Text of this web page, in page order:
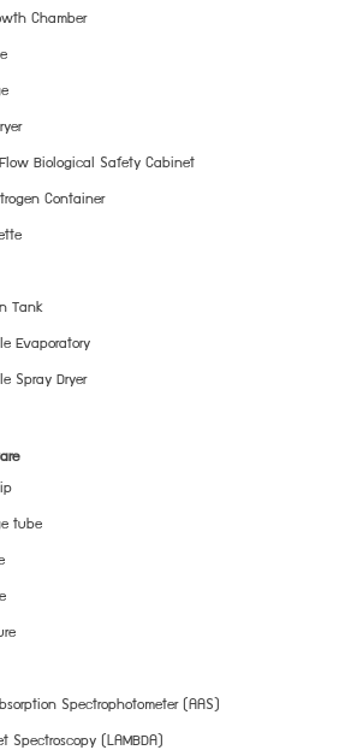
Chamber
Biological Safety Cabinet
Container
Tank
Evaporatory
Spray Dryer
tube
Spectrophotometer (AAS)
Spectroscopy (LAMBDA)